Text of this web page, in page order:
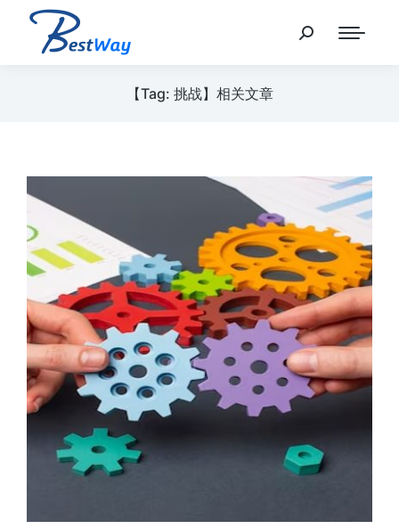
【Tag: 挑战】相关文章